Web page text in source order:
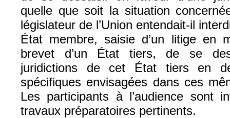
quelle que soit la situation
législateur de l’Union entendait-il
État membre, saisie d’un litige en
brevet d’un État tiers, de se
juridictions de cet État tiers en
spécifiques envisagées dans ces
Les participants à l’audience sont
travaux préparatoires pertinents.